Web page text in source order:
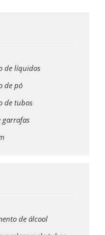
de líquidos
de pó
de tubos
de álcool